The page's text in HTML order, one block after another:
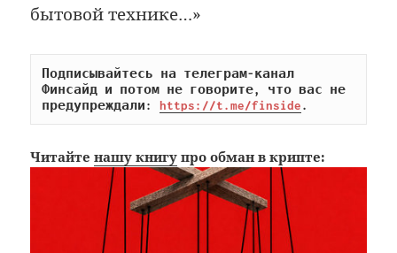
бытовой технике…»
Подписывайтесь на телеграм-канал
Финсайд и потом не говорите, что вас не
предупреждали: https://t.me/finside.
Читайтенашу книгу про обман в крипте: